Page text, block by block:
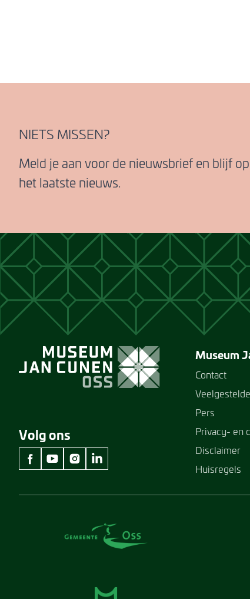
NIETS MISSEN?
Meld je aan voor de nieuwsbrief en blijf
het laatste nieuws.
Volg ons
facebook Museum Jan Cunen
youtube Museum Jan Cunen
instagram Museum Jan Cunen
linkedin Museum Jan Cunen
Museum
Contact
Pers
Privacy- en
Disclaimer
Huisregels